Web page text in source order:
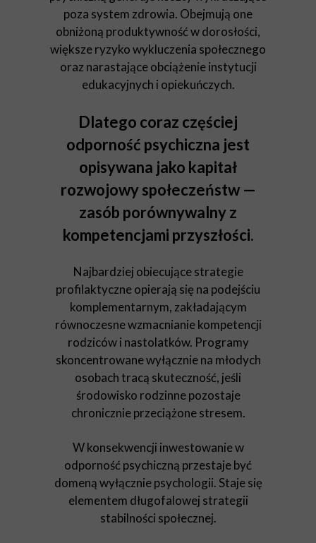
poza system zdrowia. Obejmują one
obniżoną produktywność w dorosłości,
większe ryzyko wykluczenia społecznego
oraz narastające obciążenie instytucji
edukacyjnych i opiekuńczych.
Dlatego coraz częściej
odporność psychiczna jest
opisywana jako kapitał
rozwojowy społeczeństw —
zasób porównywalny z
kompetencjami przyszłości.
Najbardziej obiecujące strategie
profilaktyczne opierają się na podejściu
komplementarnym, zakładającym
równoczesne wzmacnianie kompetencji
rodziców i nastolatków. Programy
skoncentrowane wyłącznie na młodych
osobach tracą skuteczność, jeśli
środowisko rodzinne pozostaje
chronicznie przeciążone stresem.
W konsekwencji inwestowanie w
odporność psychiczną przestaje być
domeną wyłącznie psychologii. Staje się
elementem długofalowej strategii
stabilności społecznej.